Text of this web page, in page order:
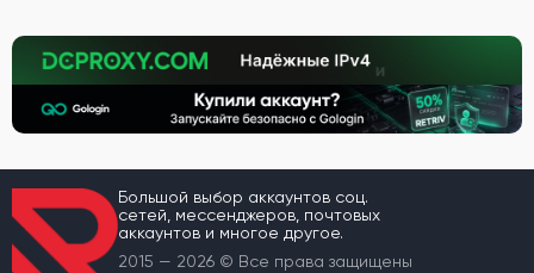
Большой выбор аккаунтов соц.
сетей, мессенджеров, почтовых
аккаунтов и многое другое.
2015 — 2026 © Все права защищены